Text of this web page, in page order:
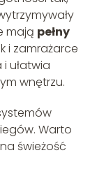
mają pełny
i zamrażarce
ułatwia
wnętrzu.
Warto
świeżość